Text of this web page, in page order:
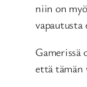
niin on
vapautusta
Gamerissä
että tämän